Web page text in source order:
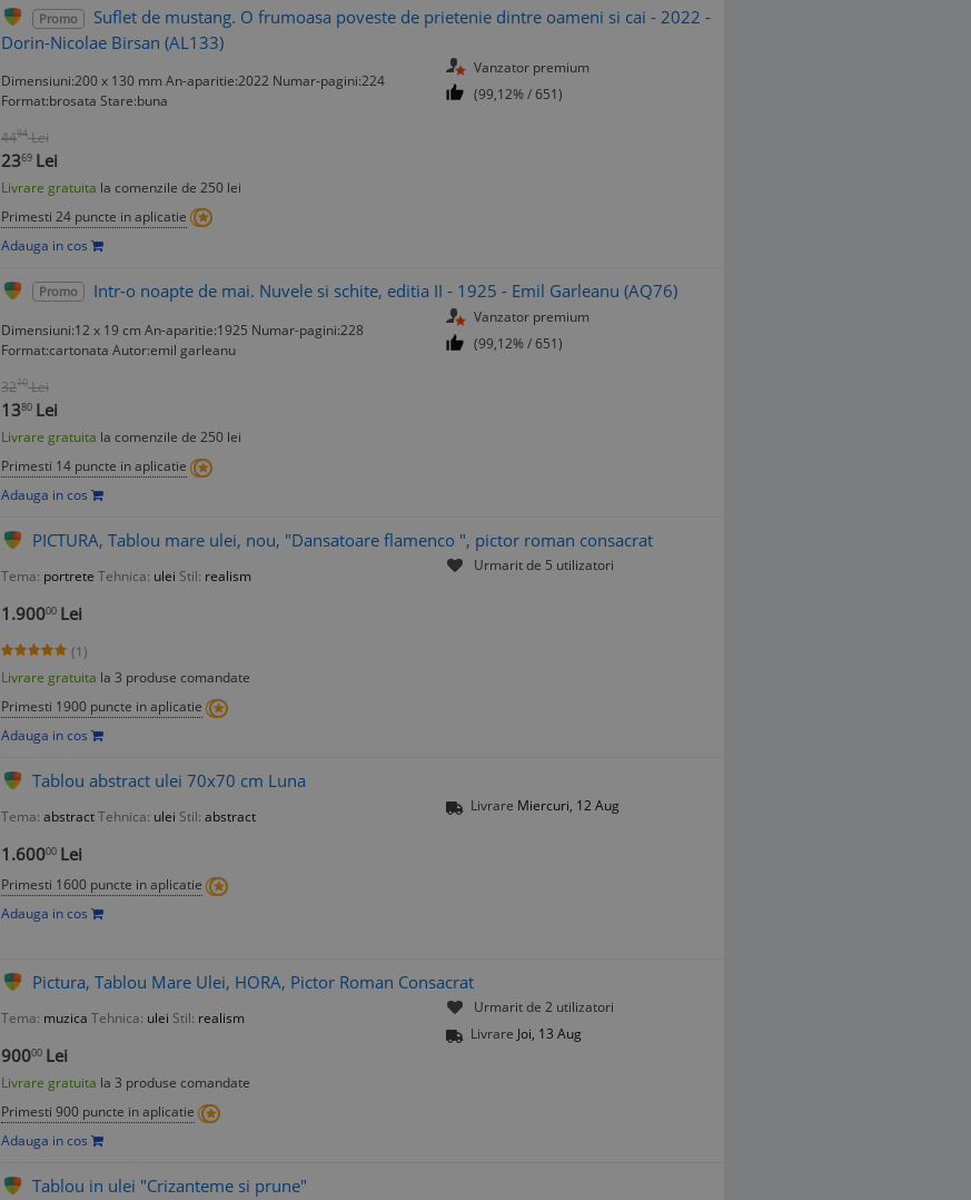
Promo
Suflet de mustang. O frumoasa poveste de prietenie dintre oameni si cai - 2022 -
Dorin-Nicolae Birsan (AL133)
Dimensiuni:200 x 130 mm An-aparitie:2022 Numar-pagini:224
Format:brosata Stare:buna
4494 Lei
2369 Lei
Livrare gratuita la comenzile de 250 lei
Primesti 24 puncte in aplicatie
Adauga in cos
Vanzator premium
(99,12% / 651)
Promo Intr-o noapte de mai. Nuvele si schite, editia II - 1925 - Emil Garleanu (AQ76)
Dimensiuni:12 x 19 cm An-aparitie:1925 Numar-pagini:228
Format:cartonata Autor:emil garleanu
3210 Lei
1380 Lei
Livrare gratuita la comenzile de 250 lei
Primesti 14 puncte in aplicatie
Adauga in cos
Vanzator premium
(99,12% / 651)
PICTURA, Tablou mare ulei, nou, "Dansatoare flamenco ", pictor roman consacrat
Tema: portrete Tehnica: ulei Stil: realism
1.90000 Lei
(1)
Livrare gratuita la 3 produse comandate
Primesti 1900 puncte in aplicatie
Adauga in cos
Urmarit de 5 utilizatori
Tablou abstract ulei 70x70 cm Luna
Tema: abstractTehnica: ulei Stil: abstract
1.60000 Lei
Primesti 1600 puncte in aplicatie
Adauga in cos
Livrare Miercuri, 12 Aug
Pictura, Tablou Mare Ulei, HORA, Pictor Roman Consacrat
Tema: muzica Tehnica: ulei Stil: realism
90000 Lei
Livrare gratuita la 3 produse comandate
Primesti 900 puncte in aplicatie
Adauga in cos
Urmarit de 2 utilizatori
Livrare Joi, 13 Aug
Tablou in ulei "Crizanteme si prune"